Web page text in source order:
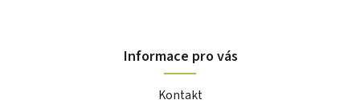
Informace pro vás
Kontakt